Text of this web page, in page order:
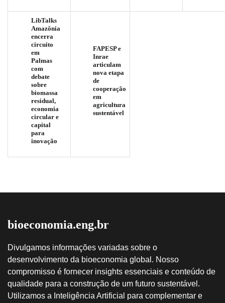
LibTalks
Amazônia
encerra
circuito
em
Palmas
com
debate
sobre
biomassa
residual,
economia
circular e
capital
para
inovação
FAPESP e
Inrae
articulam
nova etapa
de
cooperação
em
agricultura
sustentável
bioeconomia.eng.br
Divulgamos informações variadas sobre o
desenvolvimento da bioeconomia global. Nosso
compromisso é fornecer insights essenciais e conteúdo de
qualidade para a construção de um futuro sustentável.
Utilizamos a Inteligência Artificial para complementar e